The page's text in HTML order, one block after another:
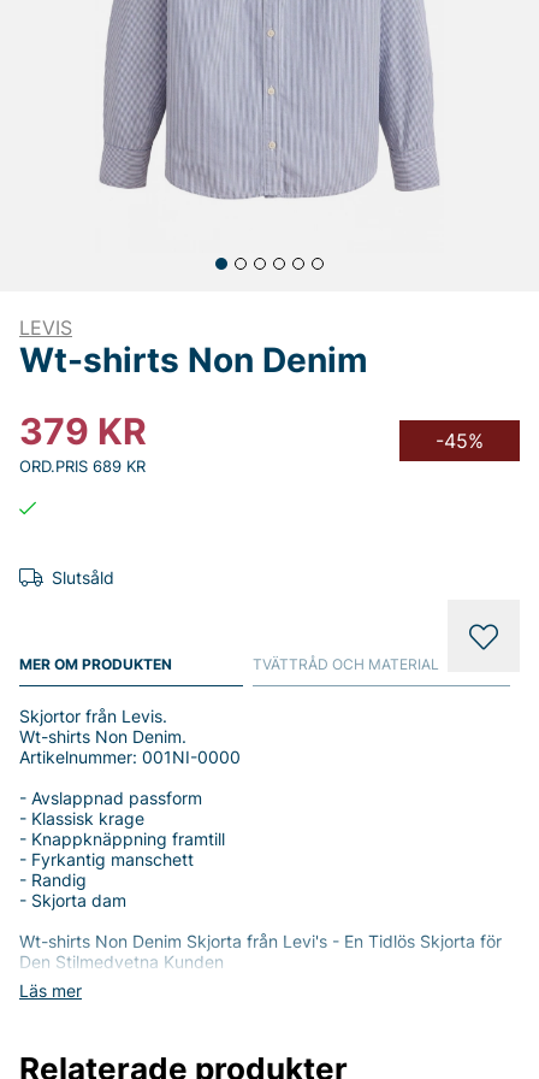
LEVIS
Wt-shirts Non Denim
379 KR
ORD.PRIS 689 KR
-45%
Slutsåld
MER OM PRODUKTEN
Läs mer
Skjortor från Levis.
Wt-shirts Non Denim.
Artikelnummer: 001NI-0000
- Avslappnad passform
- Klassisk krage
- Knappknäppning framtill
- Fyrkantig manschett
- Randig
- Skjorta dam
Wt-shirts Non Denim Skjorta från Levi's - En Tidlös Skjorta för
Den Stilmedvetna Kunden
Upptäck den perfekta kombinationen av stil och komfort med
både mode och funktionalitet.
TVÄTTRÅD OCH MATERIAL
Relaterade produkter